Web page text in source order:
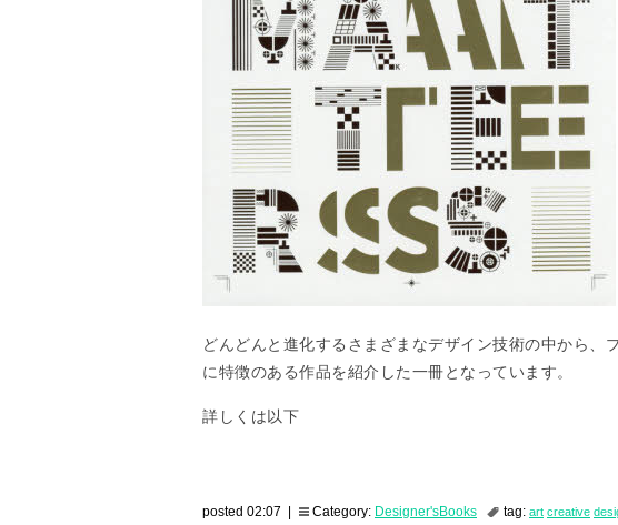
どんどんと進化するさまざまなデザイン技術の中から、
に特徴のある作品を紹介した一冊となっています。
詳しくは以下
posted 02:07 | Category: Designer'sBooks tag: art creative